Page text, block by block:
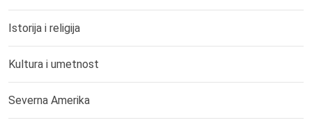
Istorija i religija
Kultura i umetnost
Severna Amerika